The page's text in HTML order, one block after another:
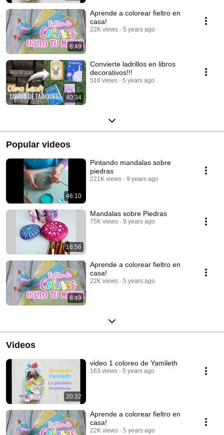
8:49
Aprende a colorear fieltro en
casa!
22K views 5 years ago
40:34
Convierte ladrillos en libros
decorativos!!!
516 views 5 years ago
Popular videos
46:10
Pintando mandalas sobre
piedras
221K views 9 years ago
16:56
Mandalas sobre Piedras
75K views 9 years ago
8:49
Aprende a colorear fieltro en
casa!
22K views 5 years ago
Videos
20:32
video 1 coloreo de Yamileth
163 views 5 years ago
Aprende a colorear fieltro en
casa!
22K views 5 years ago